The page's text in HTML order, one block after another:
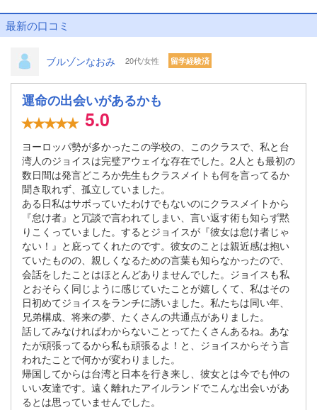
最新の口コミ
ブルゾンなおみ 20代/女性 留学経験済
運命の出会いがあるかも
5.0
ヨーロッパ勢が多かったこの学校の、このクラスで、私と台
湾人のジョイスは完璧アウェイな存在でした。2人とも最初の
数日間は発言どころか先生もクラスメイトも何を言ってるか
聞き取れず、孤立していました。
ある日私はサボっていたわけでもないのにクラスメイトから
『怠け者』と冗談で言われてしまい、言い返す術も知らず黙
りこくっていました。するとジョイスが『彼女は怠け者じゃ
ない！』と庇ってくれたのです。彼女のことは親近感は抱い
ていたものの、親しくなるための言葉も知らなかったので、
会話をしたことはほとんどありませんでした。ジョイスも私
とおそらく同じように感じていたことが嬉しくて、私はその
日初めてジョイスをランチに誘いました。私たちは同い年、
兄弟構成、将来の夢、たくさんの共通点がありました。
話してみなければわからないことってたくさんあるね。あな
たが頑張ってるから私も頑張るよ！と、ジョイスからそう言
われたことで何かが変わりました。
帰国してからは台湾と日本を行き来し、彼女とは今でも仲の
いい友達です。遠く離れたアイルランドでこんな出会いがあ
るとは思っていませんでした。